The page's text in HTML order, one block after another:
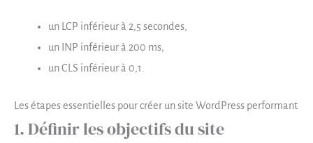
un LCP inférieur à 2,5 secondes,
un INP inférieur à 200 ms,
un CLS inférieur à 0,1.
Les étapes essentielles pour créer un site WordPress performant
1. Définir les objectifs du site